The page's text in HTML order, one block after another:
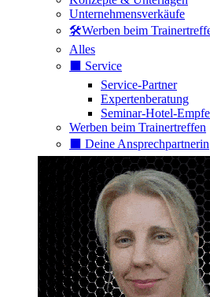
Unternehmensverkäufe
🛠️Werben beim
Alles
⬛️ Service
Service-Partner
Expertenberatung
Seminar-Hotel-
Werben beim Trainertreffen
⬛️ Deine Ansprechpartnerin